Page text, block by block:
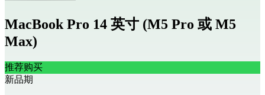
MacBook Pro 14 英寸 (M5 Pro 或 M5
Max)
推荐购买
新品期